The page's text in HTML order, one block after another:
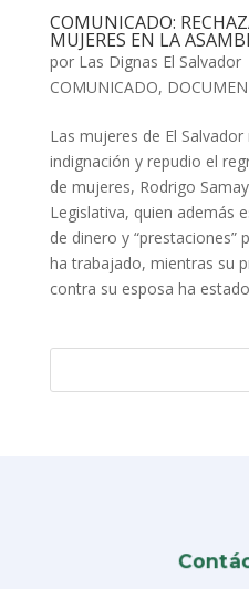
COMUNICADO:
MUJERES EN LA
por Las Dignas El Salvador
COMUNICADO,
Las mujeres de El
indignación y repudio el
de mujeres, Rodrigo
Legislativa, quien además
de dinero y
ha trabajado, mientras su
contra su esposa ha